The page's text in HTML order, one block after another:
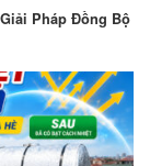
Pháp Đồng Bộ